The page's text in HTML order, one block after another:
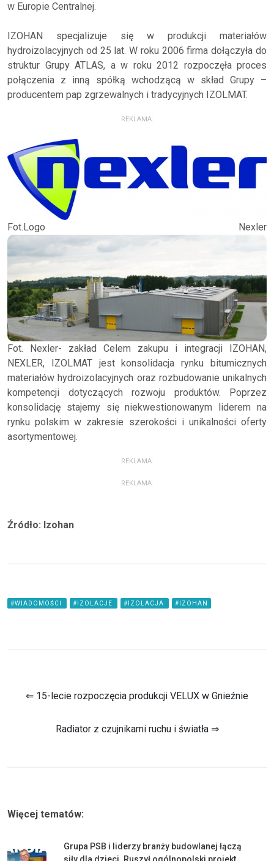
w Europie Centralnej.
IZOHAN specjalizuje się w produkcji materiałów
hydroizolacyjnych od 25 lat. W roku 2006 firma dołączyła do
struktur Grupy ATLAS, a w roku 2012 rozpoczęła proces
połączenia z inną spółką wchodzącą w skład Grupy –
producentem pap zgrzewalnych i tradycyjnych IZOLMAT.
REKLAMA:
Fot.Logo Nexler
Fot. Nexler- zakład Celem zakupu i integracji IZOHAN,
NEXLER, IZOLMAT jest konsolidacja rynku bitumicznych
materiałów hydroizolacyjnych oraz rozbudowanie unikalnych
kompetencji dotyczących rozwoju produktów. Poprzez
konsolidację stajemy się niekwestionowanym liderem na
rynku polskim w zakresie szerokości i unikalności oferty
asortymentowej.
REKLAMA:
REKLAMA:
Źródło: Izohan
#WIADOMOŚCI #IZOLACJE #IZOLACJA #IZOHAN
⇐ 15-lecie rozpoczęcia produkcji VELUX w Gnieźnie
Radiator z czujnikami ruchu i światła ⇒
Więcej tematów:
Grupa PSB i liderzy branży budowlanej łączą